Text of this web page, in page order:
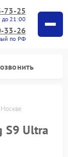
73-25
до 21:00
33-26
по РФ
S9 Ultra